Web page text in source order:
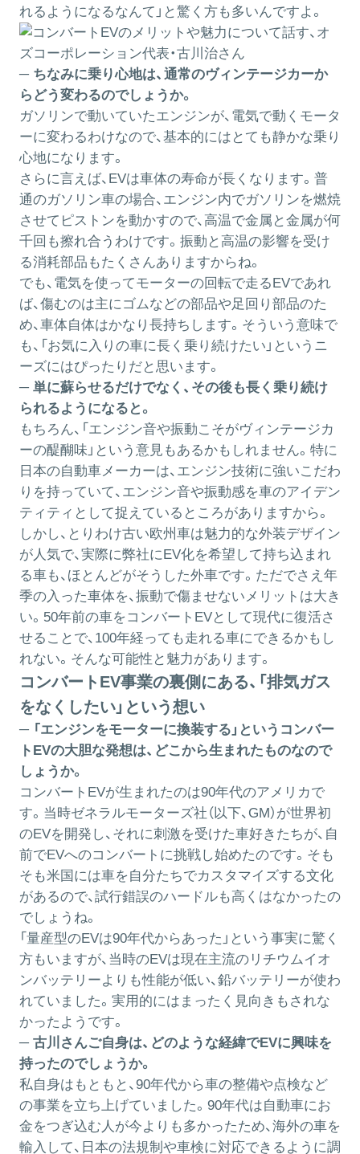
れるようになるなんて」と驚く方も多いんですよ。
─ ちなみに乗り心地は、通常のヴィンテージカーか
らどう変わるのでしょうか。
ガソリンで動いていたエンジンが、電気で動くモータ
ーに変わるわけなので、基本的にはとても静かな乗り
心地になります。
さらに言えば、EVは車体の寿命が長くなります。普
通のガソリン車の場合、エンジン内でガソリンを燃焼
させてピストンを動かすので、高温で金属と金属が何
千回も擦れ合うわけです。振動と高温の影響を受け
る消耗部品もたくさんありますからね。
でも、電気を使ってモーターの回転で走るEVであれ
ば、傷むのは主にゴムなどの部品や足回り部品のた
め、車体自体はかなり長持ちします。そういう意味で
も、「お気に入りの車に長く乗り続けたい」というニ
ーズにはぴったりだと思います。
─ 単に蘇らせるだけでなく、その後も長く乗り続け
られるようになると。
もちろん、「エンジン音や振動こそがヴィンテージカ
ーの醍醐味」という意見もあるかもしれません。特に
日本の自動車メーカーは、エンジン技術に強いこだわ
りを持っていて、エンジン音や振動感を車のアイデン
ティティとして捉えているところがありますから。
しかし、とりわけ古い欧州車は魅力的な外装デザイン
が人気で、実際に弊社にEV化を希望して持ち込まれ
る車も、ほとんどがそうした外車です。ただでさえ年
季の入った車体を、振動で傷ませないメリットは大き
い。50年前の車をコンバートEVとして現代に復活さ
せることで、100年経っても走れる車にできるかもし
れない。そんな可能性と魅力があります。
コンバートEV事業の裏側にある、「排気ガス
をなくしたい」という想い
─ 「エンジンをモーターに換装する」というコンバー
トEVの大胆な発想は、どこから生まれたものなので
しょうか。
コンバートEVが生まれたのは90年代のアメリカで
す。当時ゼネラルモーターズ社（以下、GM）が世界初
のEVを開発し、それに刺激を受けた車好きたちが、自
前でEVへのコンバートに挑戦し始めたのです。そも
そも米国には車を自分たちでカスタマイズする文化
があるので、試行錯誤のハードルも高くはなかったの
でしょうね。
「量産型のEVは90年代からあった」という事実に驚く
方もいますが、当時のEVは現在主流のリチウムイオ
ンバッテリーよりも性能が低い、鉛バッテリーが使わ
れていました。実用的にはまったく見向きもされな
かったようです。
─ 古川さんご自身は、どのような経緯でEVに興味を
持ったのでしょうか。
私自身はもともと、90年代から車の整備や点検など
の事業を立ち上げていました。90年代は自動車にお
金をつぎ込む人が今よりも多かったため、海外の車を
輸入して、日本の法規制や車検に対応できるように調